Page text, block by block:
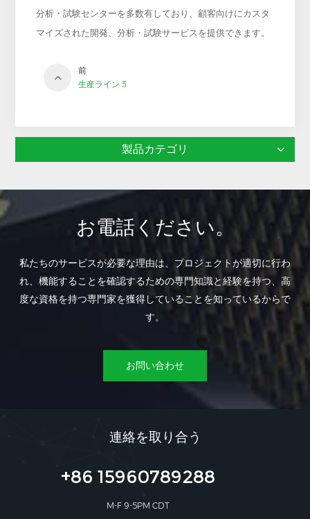
分析・試験センターを多数有しており、顧客向けにカスタ
マイズされた開発、分析・試験サービスを提供できます。
前
生産ライン 3
製品カテゴリ
お電話ください。
私たちのサービスが必要な理由は、プロジェクトが適切に行わ
れ、機能することを確認するための専門知識と経験を持つ、高
度な資格を持つ専門家を獲得していることを知っているからで
す。
お問い合わせ
連絡を取り合う
+86 15960789288
M-F 9-5PM CDT